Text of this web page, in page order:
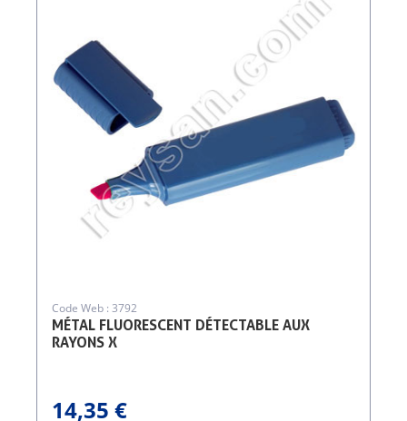
MÉTAL FLUORESCENT DÉTECTABLE AUX
RAYONS X
Code Web : 3792
14,35 €